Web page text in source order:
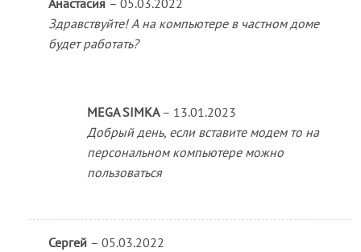
Здравствуйте! А на компьютере в частном доме
будет работать?
MEGA SIMKA – 13.01.2023
Добрый день, если вставите модем то на
персональном компьютере можно
пользоваться
Сергей – 05.03.2022